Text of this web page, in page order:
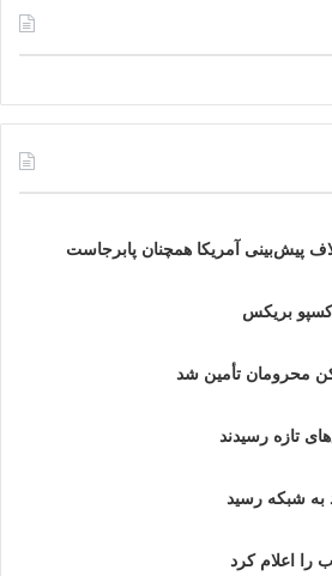
پیش‌بینی آمریکا همچنان پابرجاست
اکسپو بریکس
تازه رسیدند
را اعلام کرد